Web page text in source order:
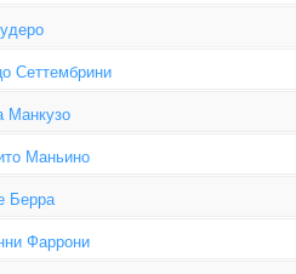
Сеттембрини
Манкузо
Маньино
Берра
Фаррони